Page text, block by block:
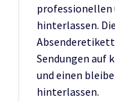
professionellen
hinterlassen.
Sendungen auf
und einen
hinterlassen.